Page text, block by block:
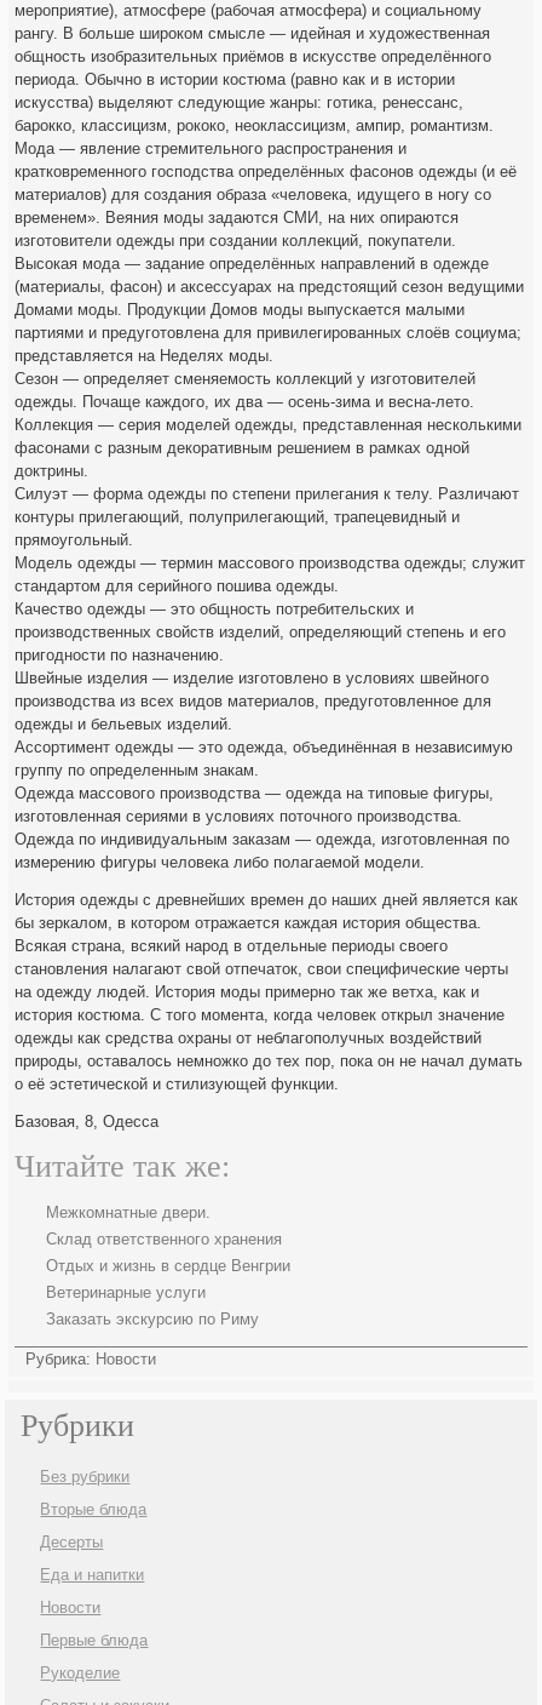
мероприятие), атмосфере (рабочая атмосфера) и социальному
рангу. В больше широком смысле — идейная и художественная
общность изобразительных приёмов в искусстве определённого
периода. Обычно в истории костюма (равно как и в истории
искусства) выделяют следующие жанры: готика, ренессанс,
барокко, классицизм, рококо, неоклассицизм, ампир, романтизм.
Мода — явление стремительного распространения и
кратковременного господства определённых фасонов одежды (и её
материалов) для создания образа «человека, идущего в ногу со
временем». Веяния моды задаются СМИ, на них опираются
изготовители одежды при создании коллекций, покупатели.
Высокая мода — задание определённых направлений в одежде
(материалы, фасон) и аксессуарах на предстоящий сезон ведущими
Домами моды. Продукции Домов моды выпускается малыми
партиями и предуготовлена для привилегированных слоёв социума;
представляется на Неделях моды.
Сезон — определяет сменяемость коллекций у изготовителей
одежды. Почаще каждого, их два — осень-зима и весна-лето.
Коллекция — серия моделей одежды, представленная несколькими
фасонами с разным декоративным решением в рамках одной
доктрины.
Силуэт — форма одежды по степени прилегания к телу. Различают
контуры прилегающий, полуприлегающий, трапецевидный и
прямоугольный.
Модель одежды — термин массового производства одежды; служит
стандартом для серийного пошива одежды.
Качество одежды — это общность потребительских и
производственных свойств изделий, определяющий степень и его
пригодности по назначению.
Швейные изделия — изделие изготовлено в условиях швейного
производства из всех видов материалов, предуготовленное для
одежды и бельевых изделий.
Ассортимент одежды — это одежда, объединённая в независимую
группу по определенным знакам.
Одежда массового производства — одежда на типовые фигуры,
изготовленная сериями в условиях поточного производства.
Одежда по индивидуальным заказам — одежда, изготовленная по
измерению фигуры человека либо полагаемой модели.
История одежды с древнейших времен до наших дней является как
бы зеркалом, в котором отражается каждая история общества.
Всякая страна, всякий народ в отдельные периоды своего
становления налагают свой отпечаток, свои специфические черты
на одежду людей. История моды примерно так же ветха, как и
история костюма. С того момента, когда человек открыл значение
одежды как средства охраны от неблагополучных воздействий
природы, оставалось немножко до тех пор, пока он не начал думать
о её эстетической и стилизующей функции.
Базовая, 8, Одесса
Читайте так же:
Межкомнатные двери.
Склад ответственного хранения
Отдых и жизнь в сердце Венгрии
Ветеринарные услуги
Заказать экскурсию по Риму
Рубрика: Новости
Рубрики
Без рубрики
Вторые блюда
Десерты
Еда и напитки
Новости
Первые блюда
Рукоделие